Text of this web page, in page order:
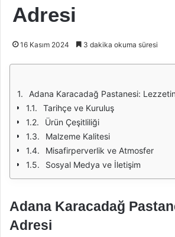
Adresi
16 Kasım 2024 3 dakika okuma süresi
Adana Karacadağ Pastanesi:
Tarihçe ve Kuruluş
Ürün Çeşitliliği
Malzeme Kalitesi
Misafirperverlik ve Atmosfer
Sosyal Medya ve İletişim
Adana Karacadağ
Adresi